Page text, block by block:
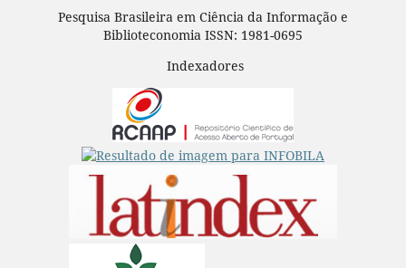
Pesquisa Brasileira em Ciência da Informação e
Biblioteconomia ISSN: 1981-0695
Indexadores